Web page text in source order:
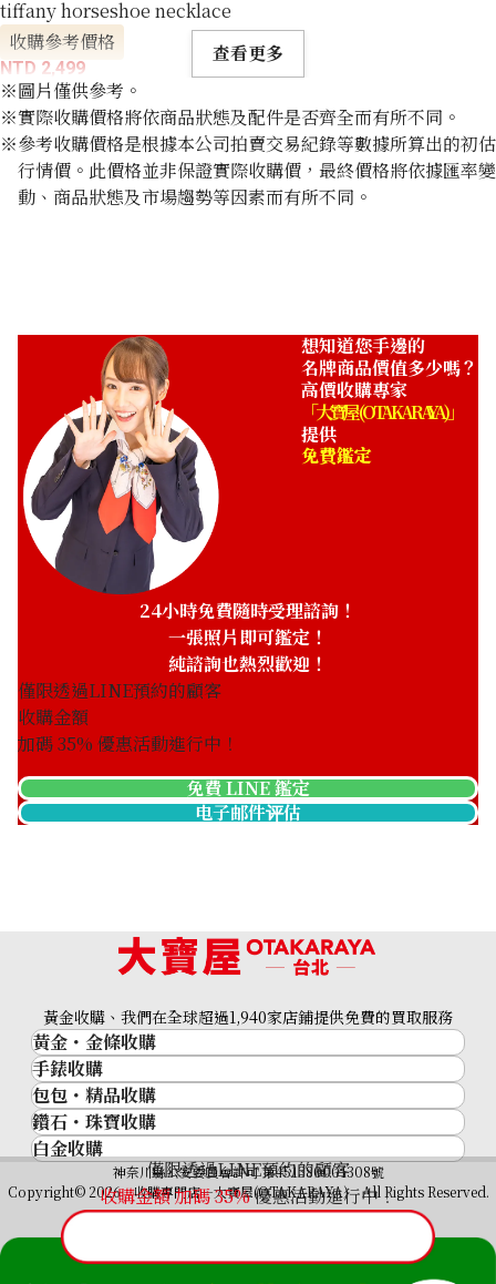
tiffany horseshoe necklace
收購參考價格
NTD 2,499
查看更多
※圖片僅供參考。
※實際收購價格將依商品狀態及配件是否齊全而有所不同。
※參考收購價格是根據本公司拍賣交易紀錄等數據所算出的初估
行情價。此價格並非保證實際收購價，最終價格將依據匯率變
動、商品狀態及市場趨勢等因素而有所不同。
想知道您手邊的
名牌商品價值多少嗎？
高價收購專家
「大寶屋 (OTAKARAYA)」
提供
免費鑑定
24小時免費隨時受理諮詢！
一張照片即可鑑定！
純諮詢也熱烈歡迎！
僅限透過LINE預約的顧客
收購金額
加碼35% 優惠活動進行中！
免費 LINE 鑑定
电子邮件评估
僅限透過LINE預約的顧客
收購金額 加碼35%優惠活動進行中！
黃金收購、我們在全球超過1,940家店鋪提供免費的買取服務
黃金・金條收購
黃金與貴金屬
金的錠
金幣
黃金過去10年
黃金飾品
黃金戒指
黃金項鍊
手錶收購
名牌手錶
Rolex
Patek Philippe
Audemars Piguet
Vacheron Constantin
A. Lange & Söhne
Breguet
包包・精品收購
品牌精品
Cartier
LOUIS VUITTON
Hermès
CELINE
CHANEL
鑽石・珠寶收購
鑽石･珠寶
祖母綠（翠玉）
紅寶石（紅玉）
藍寶石（蒼玉）
白金收購
神奈川縣公安委員會許可 第451380001308號
Copyright© 2026 收購專門店—大寶屋(OTAKARAYA) All Rights Reserved.